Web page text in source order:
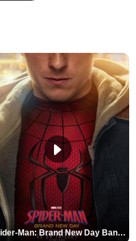
Spider-Man: Brand New Day Bande-annonce VO STFR